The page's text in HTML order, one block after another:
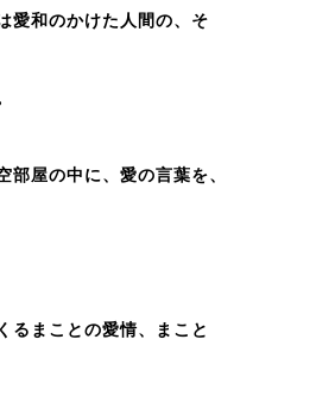
愛和のかけた人間の、そ
屋の中に、愛の言葉を、
るまことの愛情、まこと